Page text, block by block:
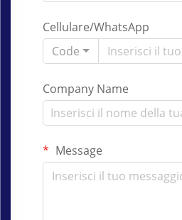
Cellulare/WhatsApp
Code
Company Name
Message